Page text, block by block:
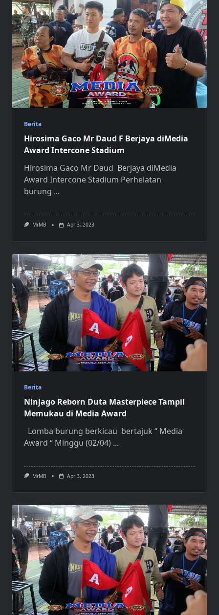
Berita
Hirosima Gaco Mr Daud F Berjaya diMedia
Award Intercone Stadium
Hirosima Gaco Mr Daud Berjaya diMedia
Award Intercone Stadium Perhelatan
burung ...
MrMB Apr 3, 2023
Berita
Ninjago Reborn Duta Masterpiece Tampil
Memukau di Media Award
Lomba burung berkicau bertajuk “ Media
Award “ Minggu (02/04) ...
MrMB Apr 3, 2023